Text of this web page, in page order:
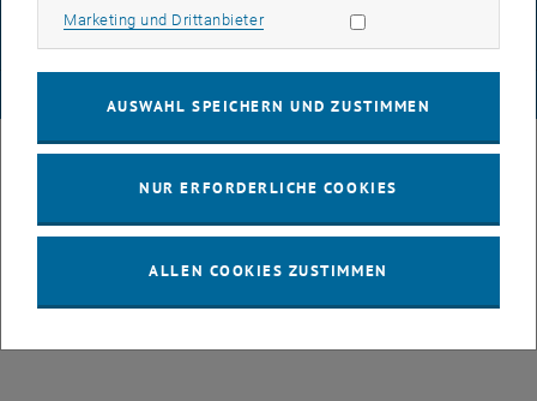
COOKIEEINSTELLUNGEN
Marketing und DrittanbieterMarketing Cookies zulassen
AUSWAHL SPEICHERN UND ZUSTIMMEN
NUR ERFORDERLICHE COOKIES
ALLEN COOKIES ZUSTIMMEN